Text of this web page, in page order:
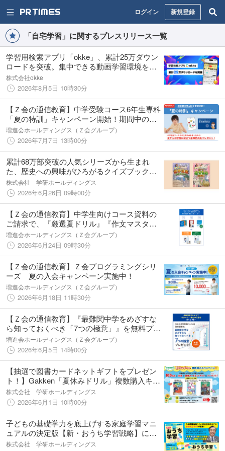
ログイン 新規登録
「自宅学習」に関するプレスリリース一覧
学習用検索アプリ「okke」、累計25万ダウン
ロードを突破。集中できる動画学習環境を提
供
株式会社okke
2026年8月5日 10時30分
【Ｚ会の通信教育】中学受験コース6年生専科
「夏の特訓」キャンペーン開始！期間中のご
入会で、最難関中学入試に向けた夏からの学
習に役立つ特典をプレゼント【期間限定】
増進会ホールディングス（Ｚ会グループ）
2026年7月7日 13時00分
累計68万部突破の人気シリーズから生まれ
た、歴史への興味がひろがるクイズブック
『クイズタイムトラベラー』から、世界遺産
&生きものがテーマの続巻が発売！
株式会社 学研ホールディングス
2026年6月26日 09時00分
【Ｚ会の通信教育】中学生向けコース資料の
ご請求で、『厳選夏ドリル』『作文マスター
BOOK』を無料プレゼント！
増進会ホールディングス（Ｚ会グループ）
2026年6月24日 09時30分
【Ｚ会の通信教育】Ｚ会プログラミングシリ
ーズ 夏の入会キャンペーン実施中！
増進会ホールディングス（Ｚ会グループ）
2026年6月18日 11時30分
【Ｚ会の通信教育】『最難関中学をめざすな
ら知っておくべき「7つの極意」』を無料プレ
ゼント
増進会ホールディングス（Ｚ会グループ）
2026年6月5日 14時00分
【抽選で図書カードネットギフトをプレゼン
ト！】Gakken「夏休みドリル」複数購入キャ
ンペーンを実施中！
株式会社 学研ホールディングス
2026年6月1日 10時00分
子どもの基礎学力を底上げする家庭学習マニ
ュアルの決定版【新・おうち学習戦略】に、
入学準備時期～小学校低学年に特化した最新
株式会社 学研ホールディングス